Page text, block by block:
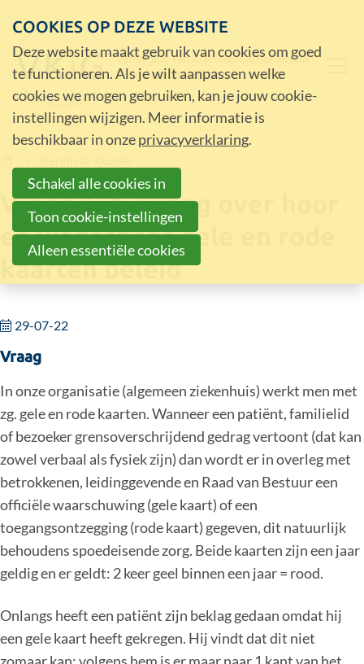
Vraag 181: Vraag over hoor
en wederhoor gele en rode
kaarten beleid
29-07-22
Vraag
In onze organisatie (algemeen ziekenhuis) werkt men met
zg. gele en rode kaarten. Wanneer een patiënt, familielid
of bezoeker grensoverschrijdend gedrag vertoont (dat kan
zowel verbaal als fysiek zijn) dan wordt er in overleg met
betrokkenen, leidinggevende en Raad van Bestuur een
officiële waarschuwing (gele kaart) of een
toegangsontzegging (rode kaart) gegeven, dit natuurlijk
behoudens spoedeisende zorg. Beide kaarten zijn een jaar
geldig en er geldt: 2 keer geel binnen een jaar = rood.
Onlangs heeft een patiënt zijn beklag gedaan omdat hij
een gele kaart heeft gekregen. Hij vindt dat dit niet
COOKIES OP DEZE WEBSITE
Deze website maakt gebruik van cookies om goed
te functioneren. Als je wilt aanpassen welke
cookies we mogen gebruiken, kan je jouw cookie-
instellingen wijzigen. Meer informatie is
beschikbaar in onzeprivacyverklaring.
Schakel alle cookies in
Toon cookie-instellingen
Alleen essentiële cookies